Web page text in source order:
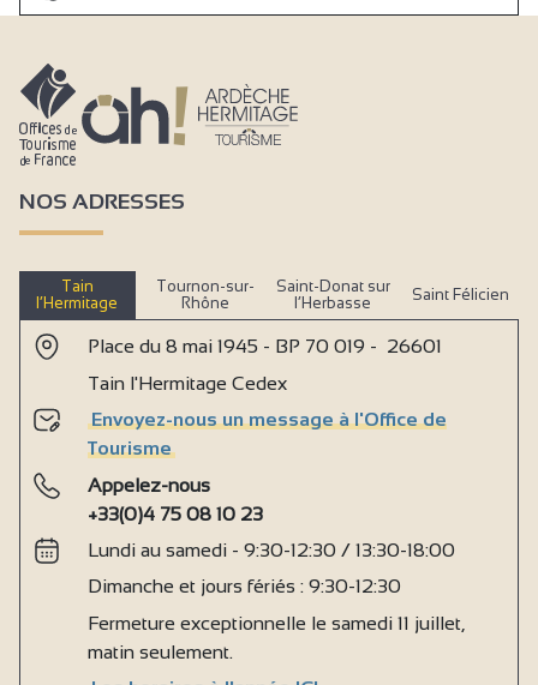
NOS ADRESSES
Tain
l’Hermitage
Tournon-sur-
Rhône
Saint-Donat sur
l’Herbasse
Saint Félicien
Place du 8 mai 1945 - BP 70 019 - 26601
Tain l'Hermitage Cedex
Envoyez-nous un message à l'Office de
Tourisme
Appelez-nous
+33(0)4 75 08 10 23
Lundi au samedi - 9:30-12:30 / 13:30-18:00
Dimanche et jours fériés : 9:30-12:30
Fermeture exceptionnelle le samedi 11 juillet,
matin seulement.